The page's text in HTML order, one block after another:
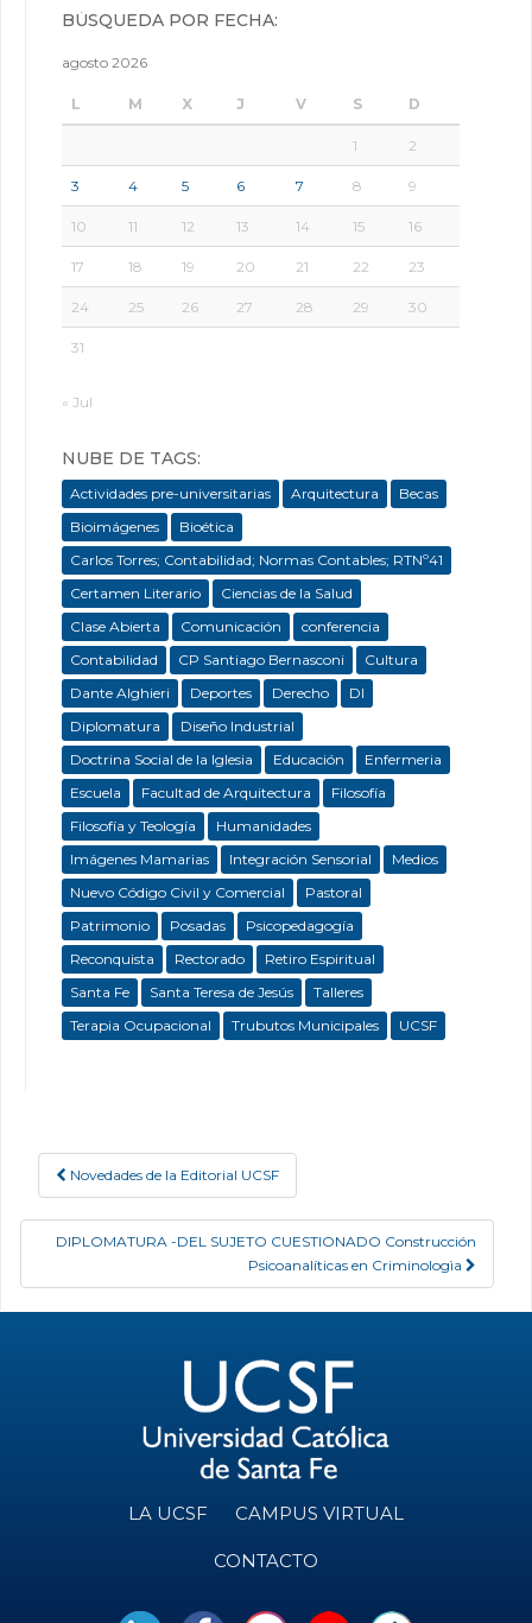
BÚSQUEDA POR FECHA:
agosto 2026
L M X J V S D
1 2
3 4 5 6 7 8 9
10 11 12 13 14 15 16
17 18 19 20 21 22 23
24 25 26 27 28 29 30
31
« Jul
NUBE DE TAGS:
Actividades pre-universitarias Arquitectura
Becas
Bioimágenes
Bioética
Carlos Torres; Contabilidad; Normas Contables; RTNº41
Certamen Literario
Ciencias de la Salud
Clase Abierta
Comunicación
conferencia
Contabilidad
CP Santiago Bernasconi
Cultura
Dante Alghieri
Deportes Derecho
DI
Diplomatura
Diseño Industrial
Doctrina Social de la Iglesia
Educación
Enfermeria
Escuela
Facultad de Arquitectura
Filosofía
Filosofía y Teología
Humanidades
Imágenes Mamarias
Integración Sensorial
Medios
Nuevo Código Civil y Comercial
Pastoral
Patrimonio
Posadas
Psicopedagogía
Reconquista
Rectorado
Retiro Espiritual
Santa Fe
Santa Teresa de Jesús
Talleres
Terapia Ocupacional
Trubutos Municipales UCSF
Post navigation
Novedades de la Editorial UCSF
DIPLOMATURA -DEL SUJETO CUESTIONADO Construcción
Psicoanalíticas en Criminologìa
LA UCSF CAMPUS VIRTUAL
CONTACTO